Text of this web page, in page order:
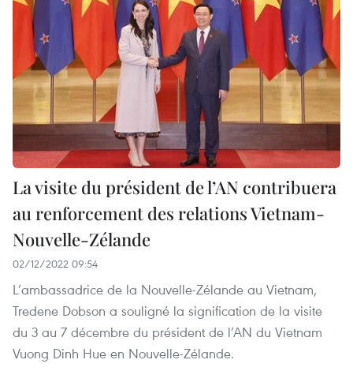
La visite du président de l’AN contribuera
au renforcement des relations Vietnam-
Nouvelle-Zélande
02/12/2022 09:54
L’ambassadrice de la Nouvelle-Zélande au Vietnam,
Tredene Dobson a souligné la signification de la visite
du 3 au 7 décembre du président de l’AN du Vietnam
Vuong Dinh Hue en Nouvelle-Zélande.